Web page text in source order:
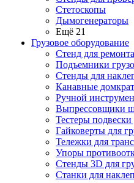
Стетоскопы
Дымогенераторы
Ещё 21
Грузовое оборудование
Стенд для
Подъемники
Стенды для
Канавные
Ручной
Выпрессовщики
Тестеры
Гайковерты для
Тележки для
Упоры
Стенды 3D для
Станки для